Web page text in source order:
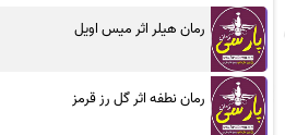
رمان هیلر اثر میس اویل
رمان نطفه اثر گل رز قرمز